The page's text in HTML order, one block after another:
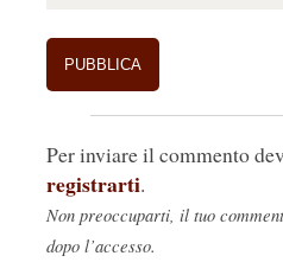
Per inviare il commento
registrarti.
Non preoccuparti, il tuo
dopo l’accesso.